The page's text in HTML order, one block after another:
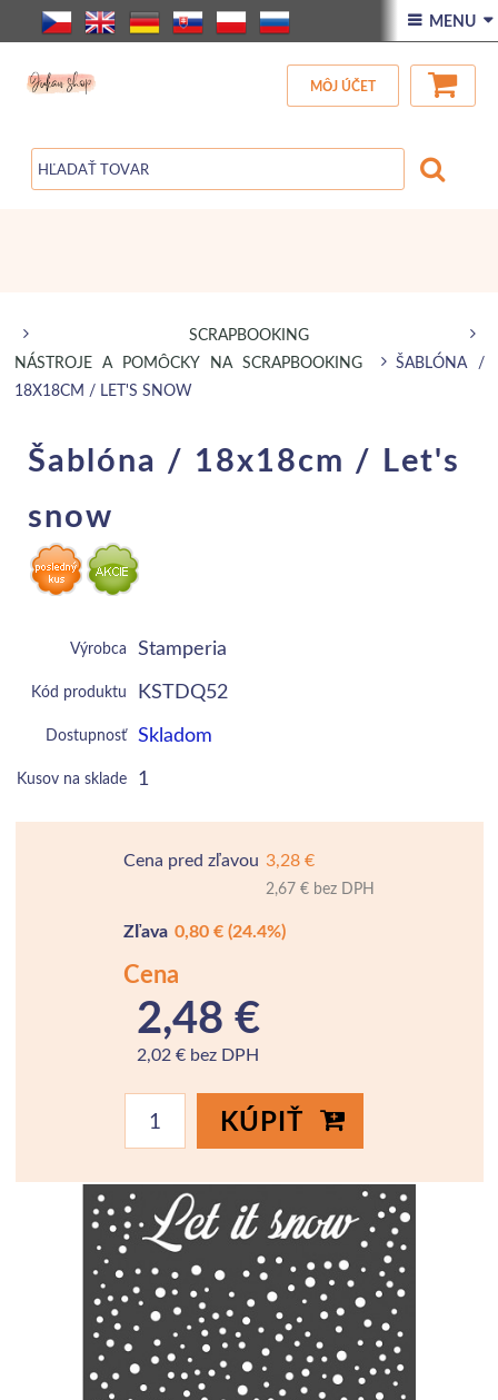
ÚVOD
VŠETOK TOVAR
ZĽAVA BLOG
 MENU 
MÔJ ÚČET
SCRAPBOOKING
NÁSTROJE A POMÔCKY NA SCRAPBOOKING
ŠABLÓNA /
18X18CM / LET'S SNOW
Šablóna / 18x18cm / Let's
snow
Výrobca Stamperia
Kód produktu KSTDQ52
Dostupnosť Skladom
Kusov na sklade 1
Cena pred zľavou 3,28 €
2,67 € bez DPH
Zľava 0,80 € (24.4%)
Cena
2,48 €
2,02 € bez DPH
KÚPIŤ